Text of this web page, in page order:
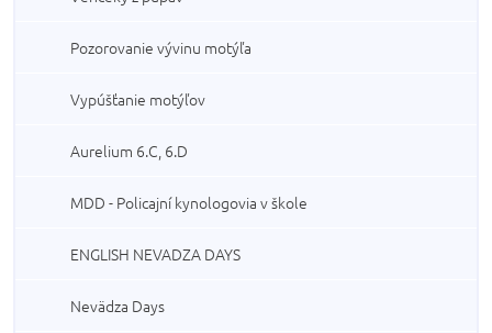
Pozorovanie vývinu motýľa
Vypúšťanie motýľov
Aurelium 6.C, 6.D
MDD - Policajní kynologovia v škole
ENGLISH NEVADZA DAYS
Nevädza Days